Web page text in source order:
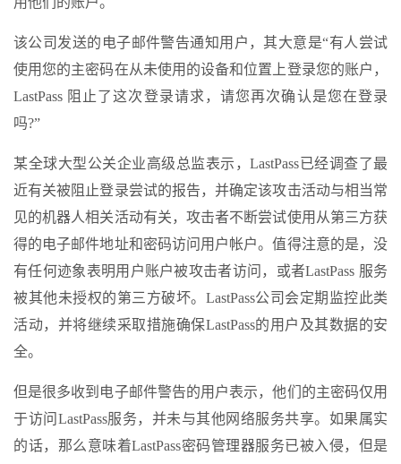
该公司发送的电子邮件警告通知用户，其大意是“有人尝试
使用您的主密码在从未使用的设备和位置上登录您的账户，
LastPass 阻止了这次登录请求，请您再次确认是您在登录
吗?”
某全球大型公关企业高级总监表示，LastPass已经调查了最
近有关被阻止登录尝试的报告，并确定该攻击活动与相当常
见的机器人相关活动有关，攻击者不断尝试使用从第三方获
得的电子邮件地址和密码访问用户帐户。值得注意的是，没
有任何迹象表明用户账户被攻击者访问，或者LastPass 服务
被其他未授权的第三方破坏。LastPass公司会定期监控此类
活动，并将继续采取措施确保LastPass的用户及其数据的安
全。
但是很多收到电子邮件警告的用户表示，他们的主密码仅用
于访问LastPass服务，并未与其他网络服务共享。如果属实
的话，那么意味着LastPass密码管理器服务已被入侵，但是